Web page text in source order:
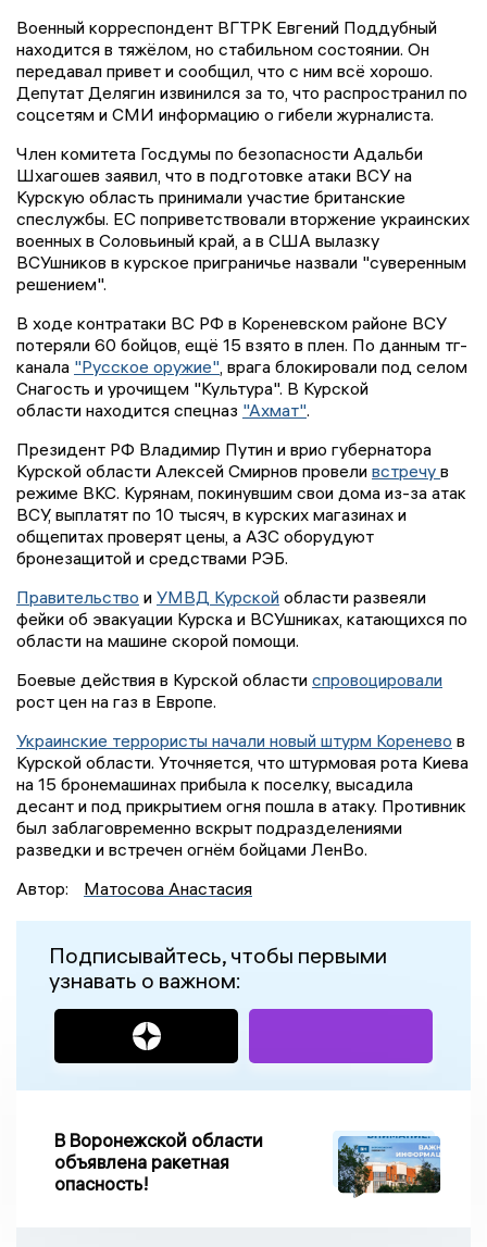
Военный корреспондент ВГТРК Евгений Поддубный
находится в тяжёлом, но стабильном состоянии. Он
передавал привет и сообщил, что с ним всё хорошо.
Депутат Делягин извинился за то, что распространил по
соцсетям и СМИ информацию о гибели журналиста.
Член комитета Госдумы по безопасности Адальби
Шхагошев заявил, что в подготовке атаки ВСУ на
Курскую область принимали участие британские
спеслужбы. ЕС поприветствовали вторжение украинских
военных в Соловьиный край, а в США вылазку
ВСУшников в курское приграничье назвали "суверенным
решением".
В ходе контратаки ВС РФ в Кореневском районе ВСУ
потеряли 60 бойцов, ещё 15 взято в плен. По данным тг-
канала "Русское оружие" , врага блокировали под селом
Снагость и урочищем "Культура". В Курской
области находится спецназ "Ахмат".
Президент РФ Владимир Путин и врио губернатора
Курской области Алексей Смирнов провели встречу в
режиме ВКС. Курянам, покинувшим свои дома из-за атак
ВСУ, выплатят по 10 тысяч, в курских магазинах и
общепитах проверят цены, а АЗС оборудуют
бронезащитой и средствами РЭБ.
Правительство и УМВД Курской области развеяли
фейки об эвакуации Курска и ВСУшниках, катающихся по
области на машине скорой помощи.
Боевые действия в Курской области спровоцировали
рост цен на газ в Европе.
Украинские террористы начали новый штурм Коренево в
Курской области. Уточняется, что штурмовая рота Киева
на 15 бронемашинах прибыла к поселку, высадила
десант и под прикрытием огня пошла в атаку. Противник
был заблаговременно вскрыт подразделениями
разведки и встречен огнём бойцами ЛенВо.
Автор:
Матосова Анастасия
Подписывайтесь, чтобы первыми
узнавать о важном:
В Воронежской области
объявлена ракетная
опасность!